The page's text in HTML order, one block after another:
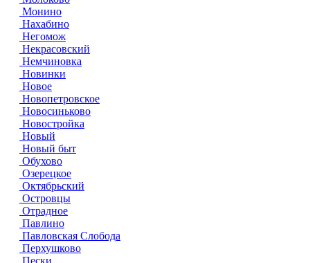
Монино
Нахабино
Негомож
Некрасовский
Немчиновка
Новинки
Новое
Новопетровское
Новосиньково
Новостройка
Новый
Новый быт
Обухово
Озерецкое
Октябрьский
Островцы
Отрадное
Павлино
Павловская Слобода
Перхушково
Пески